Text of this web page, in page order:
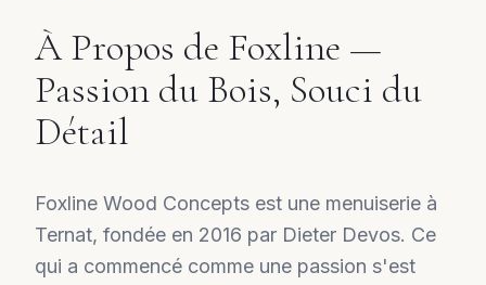
À Propos de Foxline —
Passion du Bois, Souci du
Détail
Foxline Wood Concepts est une menuiserie à
Ternat, fondée en 2016 par Dieter Devos. Ce
qui a commencé comme une passion s'est